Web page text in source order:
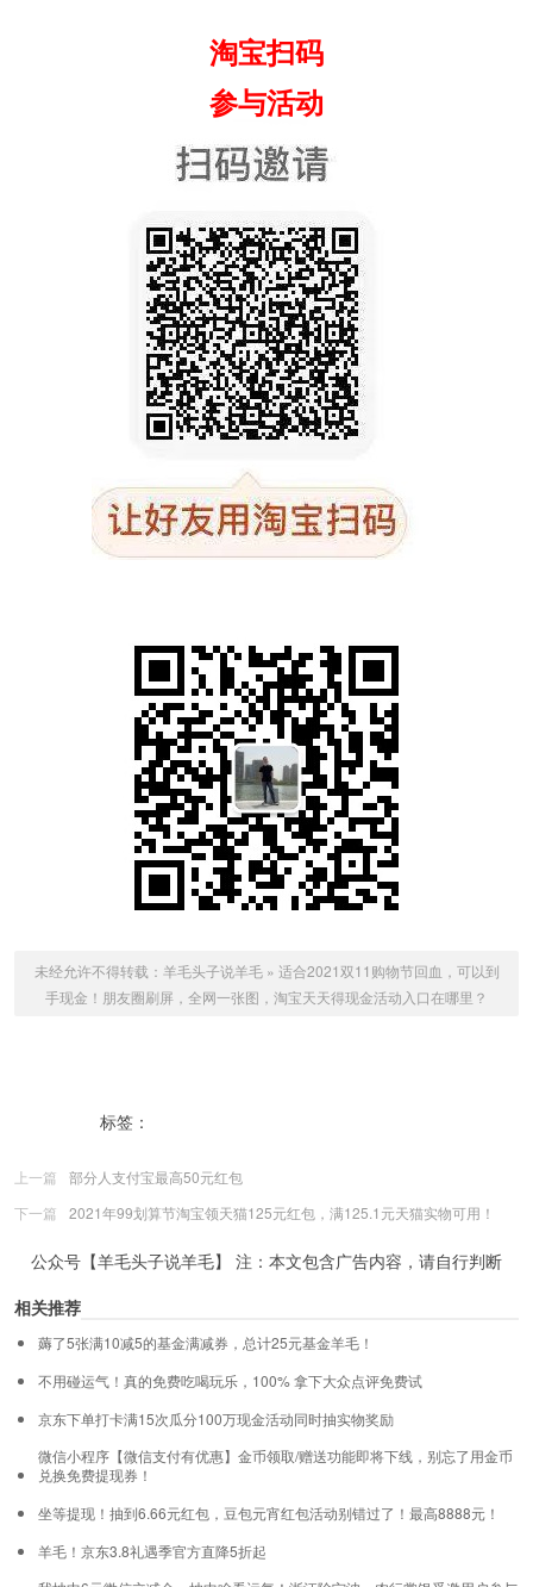
淘宝扫码
参与活动
未经允许不得转载： 羊毛头子说羊毛» 适合2021双11购物节回血，可以到
手现金！朋友圈刷屏，全网一张图，淘宝天天得现金活动入口在哪里？
标签：
上一篇
部分人支付宝最高50元红包
下一篇
2021年99划算节淘宝领天猫125元红包，满125.1元天猫实物可用！
公众号【羊毛头子说羊毛】 注：本文包含广告内容，请自行判断
相关推荐
薅了5张满10减5的基金满减券，总计25元基金羊毛！
不用碰运气！真的免费吃喝玩乐，100% 拿下大众点评免费试
京东下单打卡满15次瓜分100万现金活动同时抽实物奖励
微信小程序【微信支付有优惠】金币领取/赠送功能即将下线，别忘了用金币
兑换免费提现券！
坐等提现！抽到6.66元红包，豆包元宵红包活动别错过了！最高8888元！
羊毛！京东3.8礼遇季官方直降5折起